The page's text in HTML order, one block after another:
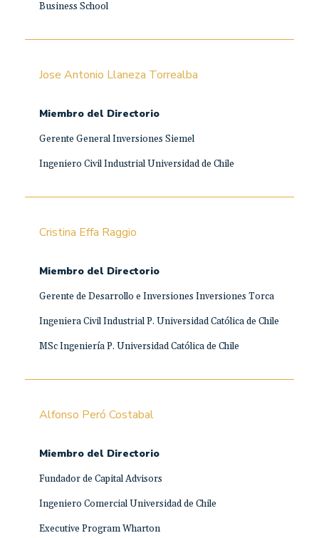
Business School
Jose Antonio Llaneza Torrealba
Miembro del Directorio
Gerente General Inversiones Siemel
Ingeniero Civil Industrial Universidad de Chile
Cristina Effa Raggio
Miembro del Directorio
Gerente de Desarrollo e Inversiones Inversiones Torca
Ingeniera Civil Industrial P. Universidad Católica de Chile
MSc Ingeniería P. Universidad Católica de Chile
Alfonso Peró Costabal
Miembro del Directorio
Fundador de Capital Advisors
Ingeniero Comercial Universidad de Chile
Executive Program Wharton